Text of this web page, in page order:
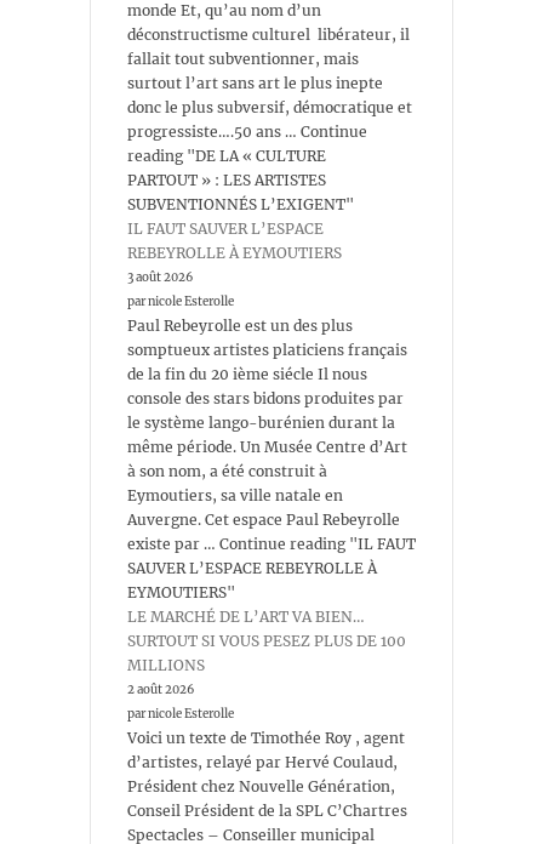
monde Et, qu’au nom d’un
déconstructisme culturel libérateur, il
fallait tout subventionner, mais
surtout l’art sans art le plus inepte
donc le plus subversif, démocratique et
progressiste….50 ans … Continue
reading "DE LA « CULTURE
PARTOUT » : LES ARTISTES
SUBVENTIONNÉS L’EXIGENT"
IL FAUT SAUVER L’ESPACE
REBEYROLLE À EYMOUTIERS
3 août 2026
par nicole Esterolle
Paul Rebeyrolle est un des plus
somptueux artistes platiciens français
de la fin du 20 ième siécle Il nous
console des stars bidons produites par
le système lango-burénien durant la
même période. Un Musée Centre d’Art
à son nom, a été construit à
Eymoutiers, sa ville natale en
Auvergne. Cet espace Paul Rebeyrolle
existe par … Continue reading "IL FAUT
SAUVER L’ESPACE REBEYROLLE À
EYMOUTIERS"
LE MARCHÉ DE L’ART VA BIEN…
SURTOUT SI VOUS PESEZ PLUS DE 100
MILLIONS
2 août 2026
par nicole Esterolle
Voici un texte de Timothée Roy , agent
d’artistes, relayé par Hervé Coulaud,
Président chez Nouvelle Génération,
Conseil Président de la SPL C’Chartres
Spectacles – Conseiller municipal